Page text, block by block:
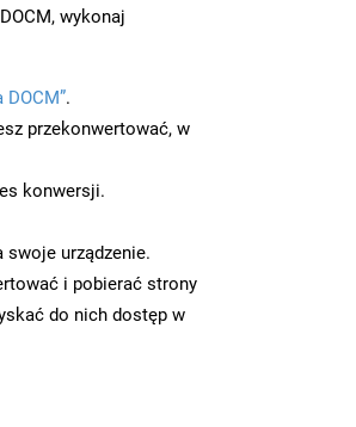
wykonaj
.
przekonwertować, w
konwersji.
swoje urządzenie.
i pobierać strony
do nich dostęp w